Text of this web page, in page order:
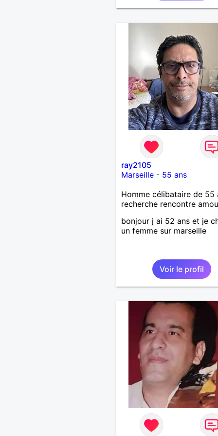
ray2105
Marseille- 55 ans
Homme célibataire de 55
recherche rencontre
bonjour j ai 52 ans et je
un femme sur marseille
Voir le profil